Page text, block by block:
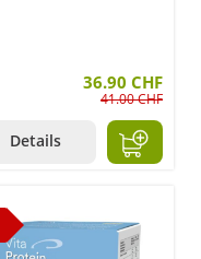
36.90 CHF
41.00 CHF
Details